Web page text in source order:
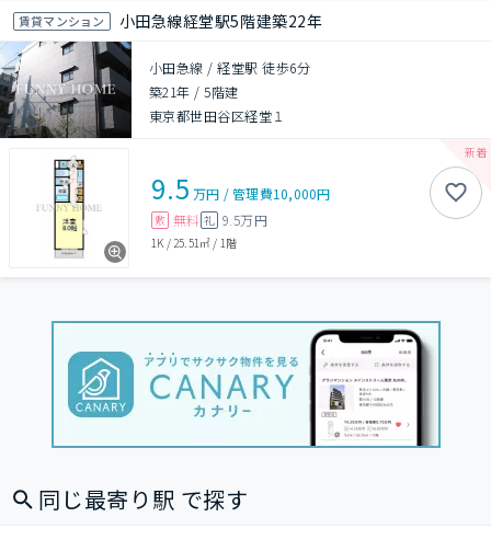
賃貸マンション 小田急線経堂駅5階建築22年
小田急線 / 経堂駅 徒歩6分
築21年 /5階建
東京都世田谷区経堂１
9.5 万円 /管理費10,000円
敷 無料 礼 9.5万円
1K / 25.51㎡ / 1階
同じ最寄り駅 で探す